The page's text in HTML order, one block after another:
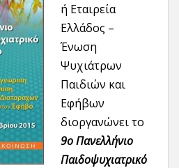
ή Εταιρεία
Ελλάδος –
Ένωση
Ψυχιάτρων
Παιδιών και
Εφήβων
διοργανώνει το
9ο Πανελλήνιο
Παιδοψυχιατρικό